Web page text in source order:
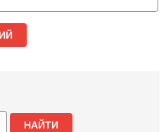
НАЙТИ